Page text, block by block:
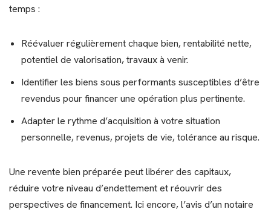
temps :
Réévaluer régulièrement chaque bien, rentabilité nette,
potentiel de valorisation, travaux à venir.
Identifier les biens sous performants susceptibles d’être
revendus pour financer une opération plus pertinente.
Adapter le rythme d’acquisition à votre situation
personnelle, revenus, projets de vie, tolérance au risque.
Une revente bien préparée peut libérer des capitaux,
réduire votre niveau d’endettement et réouvrir des
perspectives de financement. Ici encore, l’avis d’un notaire